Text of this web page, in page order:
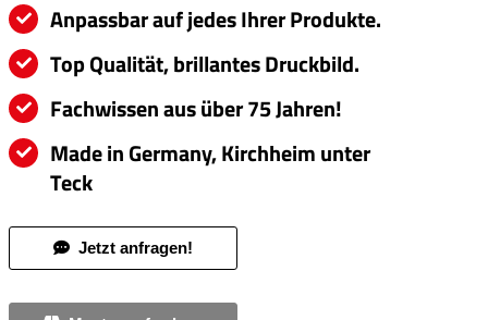
Anpassbar auf jedes Ihrer Produkte.
Top Qualität, brillantes Druckbild.
Fachwissen aus über 75 Jahren!
Made in Germany, Kirchheim unter
Teck
Jetzt anfragen!